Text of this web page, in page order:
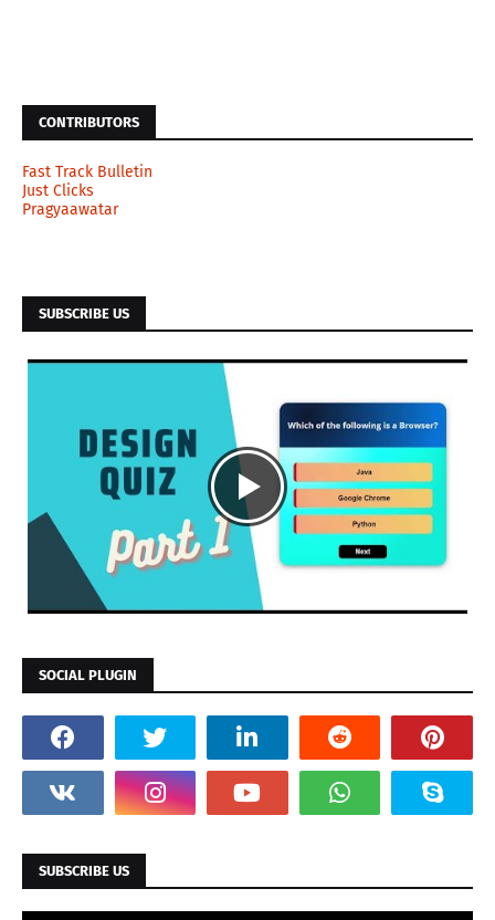
CONTRIBUTORS
Fast Track Bulletin
Just Clicks
Pragyaawatar
SUBSCRIBE US
SOCIAL PLUGIN
SUBSCRIBE US